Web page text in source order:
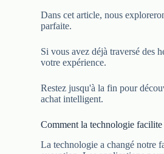
Dans cet article, nous
parfaite.
Si vous avez déjà traversé des
votre expérience.
Restez jusqu'à la fin pour
achat intelligent.
Comment la technologie facilite
La technologie a changé notre